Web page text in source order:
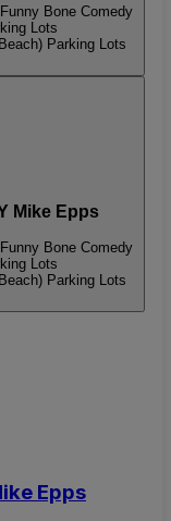
Funny Bone Comedy
Lots
Parking Lots
Mike Epps
Funny Bone Comedy
Lots
Parking Lots
Epps